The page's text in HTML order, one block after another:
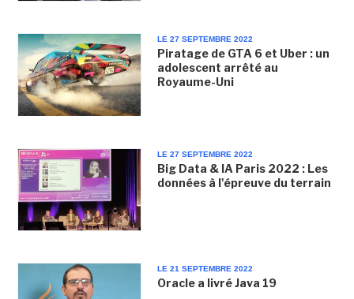
LE 27 SEPTEMBRE 2022
Piratage de GTA 6 et Uber : un
adolescent arrêté au
Royaume-Uni
LE 27 SEPTEMBRE 2022
Big Data & IA Paris 2022 : Les
données à l'épreuve du terrain
LE 21 SEPTEMBRE 2022
Oracle a livré Java 19